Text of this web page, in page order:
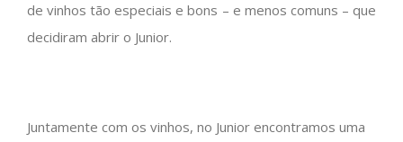
de vinhos tão especiais e bons – e menos comuns – que
decidiram abrir o Junior.
Juntamente com os vinhos, no Junior encontramos uma